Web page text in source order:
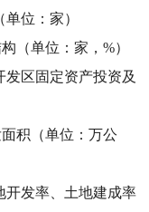
位：家）
（单位：家，%）
发区固定资产投资及
积（单位：万公
开发率、土地建成率